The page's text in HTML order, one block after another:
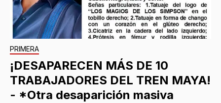
PRIMERA
¡DESAPARECEN MÁS DE 10
TRABAJADORES DEL TREN MAYA!
- *Otra desaparición masiva